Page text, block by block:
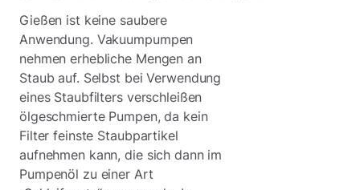
Gießen ist keine saubere
Anwendung. Vakuumpumpen
nehmen erhebliche Mengen an
Staub auf. Selbst bei Verwendung
eines Staubfilters verschleißen
ölgeschmierte Pumpen, da kein
Filter feinste Staubpartikel
aufnehmen kann, die sich dann im
Pumpenöl zu einer Art